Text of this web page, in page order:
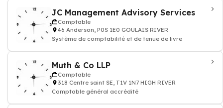
JC Management Advisory Services
Comptable
46 Anderson, P0S 1E0 GOULAIS RIVER
Système de comptabilité et de tenue de livre
Muth & Co LLP
Comptable
318 Centre saint SE, T1V 1N7 HIGH RIVER
Comptable général accrédité